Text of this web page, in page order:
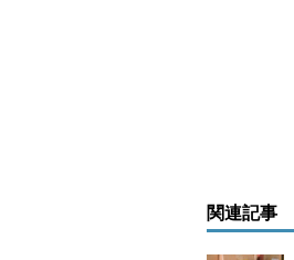
関連記事